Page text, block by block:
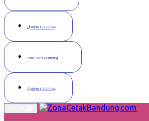
089613223344
Zona Cetak Bandung
089613223344